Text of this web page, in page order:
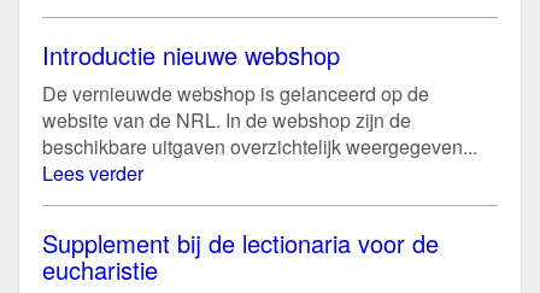
Introductie nieuwe webshop
De vernieuwde webshop is gelanceerd op de
website van de NRL. In de webshop zijn de
beschikbare uitgaven overzichtelijk weergegeven...
Lees verder
Supplement bij de lectionaria voor de
eucharistie